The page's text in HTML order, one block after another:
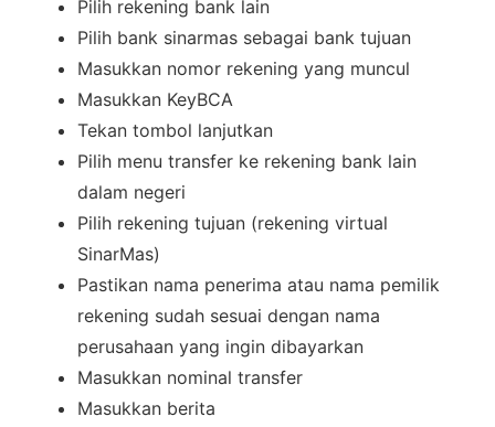
Pilih rekening bank lain
Pilih bank sinarmas sebagai bank tujuan
Masukkan nomor rekening yang muncul
Masukkan KeyBCA
Tekan tombol lanjutkan
Pilih menu transfer ke rekening bank lain
dalam negeri
Pilih rekening tujuan (rekening virtual
SinarMas)
Pastikan nama penerima atau nama pemilik
rekening sudah sesuai dengan nama
perusahaan yang ingin dibayarkan
Masukkan nominal transfer
Masukkan berita